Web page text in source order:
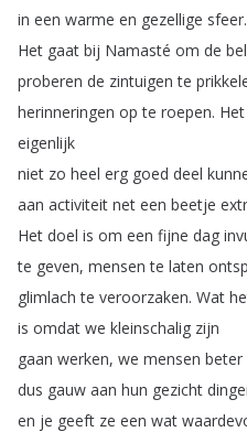
in een warme en gezellige sfeer.
Het gaat bij Namasté om de
proberen de zintuigen te
herinneringen op te roepen. Het
eigenlijk
niet zo heel erg goed deel
aan activiteit net een beetje
Het doel is om een fijne dag
te geven, mensen te laten
glimlach te veroorzaken. Wat
is omdat we kleinschalig zijn
gaan werken, we mensen beter
dus gauw aan hun gezicht
en je geeft ze een wat